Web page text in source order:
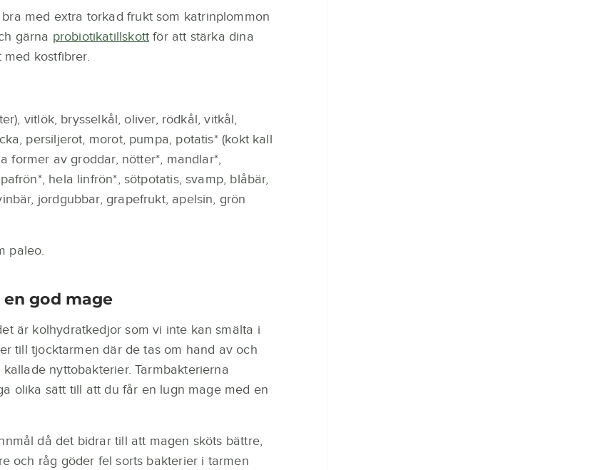
med extra torkad frukt som katrinplommon
gärna probiotikatillskott för att stärka dina
kostfibrer.
vitlök, brysselkål, oliver, rödkål, vitkål,
persiljerot, morot, pumpa, potatis* (kokt kall
former av groddar, nötter*, mandlar*,
hela linfrön*, sötpotatis, svamp, blåbär,
jordgubbar, grapefrukt, apelsin, grön
paleo.
god mage
är kolhydratkedjor som vi inte kan smälta i
till tjocktarmen där de tas om hand av och
nyttobakterier. Tarmbakterierna
olika sätt till att du får en lugn mage med en
då det bidrar till att magen sköts bättre,
och råg göder fel sorts bakterier i tarmen